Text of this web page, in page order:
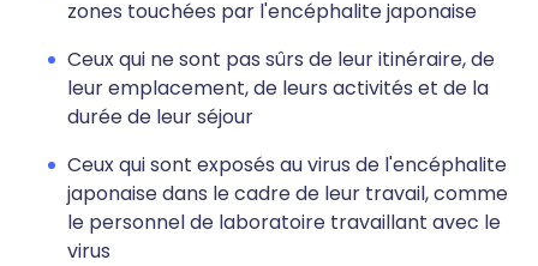
zones touchées par l'encéphalite japonaise
Ceux qui ne sont pas sûrs de leur itinéraire, de
leur emplacement, de leurs activités et de la
durée de leur séjour
Ceux qui sont exposés au virus de l'encéphalite
japonaise dans le cadre de leur travail, comme
le personnel de laboratoire travaillant avec le
virus